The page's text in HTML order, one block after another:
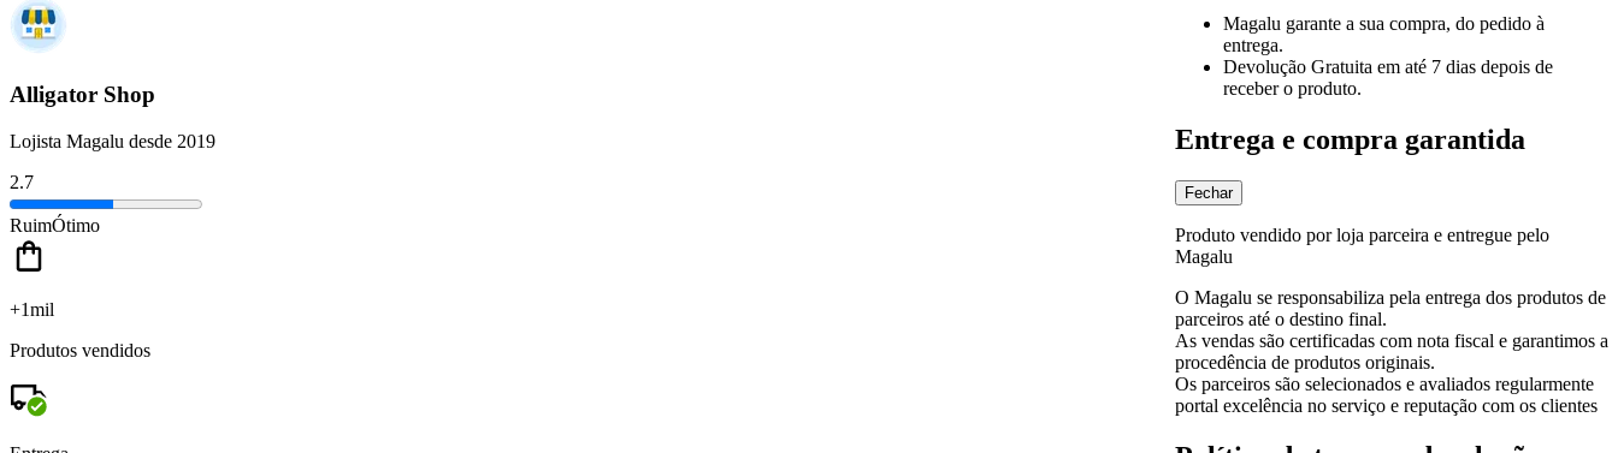
Alligator Shop
Lojista Magalu desde 2019
2.7
RuimÓtimo
+1mil
Produtos vendidos
Magalu garante a sua compra, do pedido à
entrega.
Devolução Gratuita em até 7 dias depois de
receber o produto.
Entrega e compra garantida
Fechar
Produto vendido por loja parceira e entregue pelo
Magalu
O Magalu se responsabiliza pela entrega dos produtos de
parceiros até o destino final.
As vendas são certificadas com nota fiscal e garantimos a
procedência de produtos originais.
Os parceiros são selecionados e avaliados regularmente
portal excelência no serviço e reputação com os clientes